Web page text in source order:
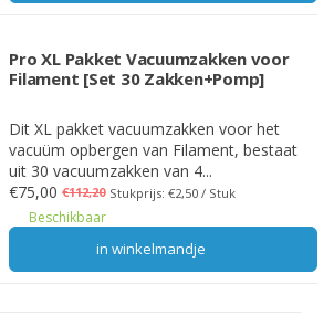
Pro XL Pakket Vacuumzakken voor
Filament [Set 30 Zakken+Pomp]
Dit XL pakket vacuumzakken voor het
vacuüm opbergen van Filament, bestaat
uit 30 vacuumzakken van 4...
€75,00 €112,20 Stukprijs: €2,50 / Stuk
Beschikbaar
in winkelmandje